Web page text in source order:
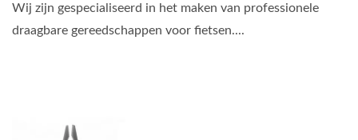
Wij zijn gespecialiseerd in het maken van professionele
draagbare gereedschappen voor fietsen....